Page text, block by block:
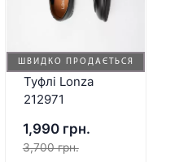
ШВИДКО ПРОДАЄТЬСЯ
Туфлі Lonza
212971
1,990 грн.
3,700 грн.